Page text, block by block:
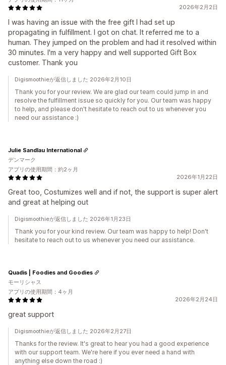
2026年2月2日
I was having an issue with the free gift I had set up
propagating in fulfillment. I got on chat. It referred me to a
human. They jumped on the problem and had it resolved within
30 minutes. I'm a very happy and well supported Gift Box
customer. Thank you
Digismoothieが返信しました 2026年2月10日
Thank you for your review. We are glad our team could jump in and
resolve the fulfillment issue so quickly for you. Our team was happy
to help, and please don't hesitate to reach out to us whenever you
need our assistance :)
2026年1月22日
Great too, Costumizes well and if not, the support is super alert
and great at helping out
Julie Sandlau International
デンマーク
アプリの使用期間：約2ヶ月
Digismoothieが返信しました 2026年1月23日
Thank you for your kind review. Our team was happy to help! Don't
hesitate to reach out to us whenever you need our assistance.
2026年2月24日
great support
Quadis | Foodies and Goodies
モーリシャス
アプリの使用期間：4ヶ月
Digismoothieが返信しました 2026年2月27日
Thanks for the review. It's great to hear you had a good experience
with our support team. We're here if you ever need a hand with
anything else down the road :)